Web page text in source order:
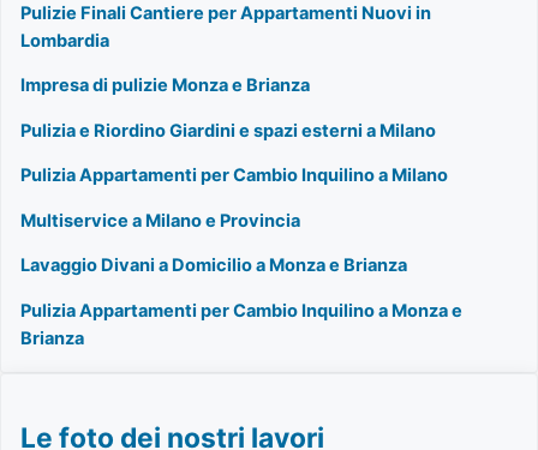
Pulizie Finali Cantiere per Appartamenti Nuovi in
Lombardia
Impresa di pulizie Monza e Brianza
Pulizia e Riordino Giardini e spazi esterni a Milano
Pulizia Appartamenti per Cambio Inquilino a Milano
Multiservice a Milano e Provincia
Lavaggio Divani a Domicilio a Monza e Brianza
Pulizia Appartamenti per Cambio Inquilino a Monza e
Brianza
Le foto dei nostri lavori